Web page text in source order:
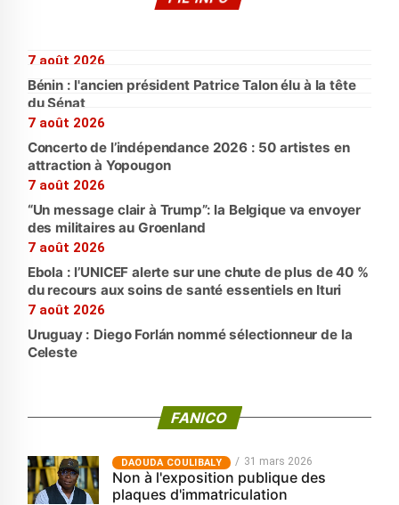
7 août 2026
Bénin : l'ancien président Patrice Talon élu à la tête
du Sénat
7 août 2026
Concerto de l’indépendance 2026 : 50 artistes en
attraction à Yopougon
7 août 2026
“Un message clair à Trump”: la Belgique va envoyer
des militaires au Groenland
7 août 2026
Ebola : l’UNICEF alerte sur une chute de plus de 40 %
du recours aux soins de santé essentiels en Ituri
7 août 2026
Uruguay : Diego Forlán nommé sélectionneur de la
Celeste
FANICO
‎DAOUDA COULIBALY 31 mars 2026
Non à l'exposition publique des
plaques d'immatriculation